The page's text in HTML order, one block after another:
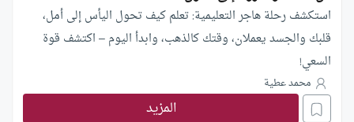
استكشف رحلة هاجر التعليمية: تعلم كيف تحول اليأس إلى أمل،
قلبك والجسد يعملان، وقتك كالذهب، وابدأ اليوم – اكتشف قوة
السعي!
محمد عطية
المزيد